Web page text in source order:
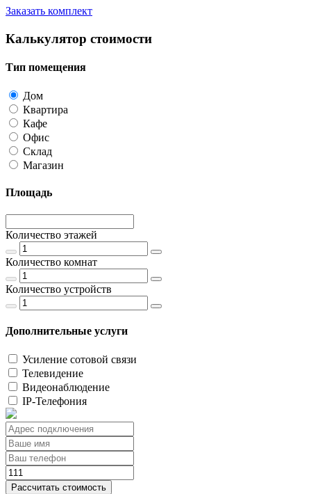
Заказать комплект
Калькулятор стоимости
Тип помещения
Дом
Квартира
Кафе
Офис
Склад
Магазин
Площадь
Количество этажей
Количество комнат
Количество устройств
Дополнительные услуги
Усиление сотовой связи
Телевидение
Видеонаблюдение
IP-Телефония
Рассчитать стоимость